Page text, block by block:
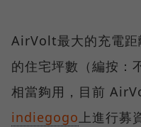
AirVolt最大的充電距
的住宅坪數（編按：
相當夠用，目前
indiegogo上進行募